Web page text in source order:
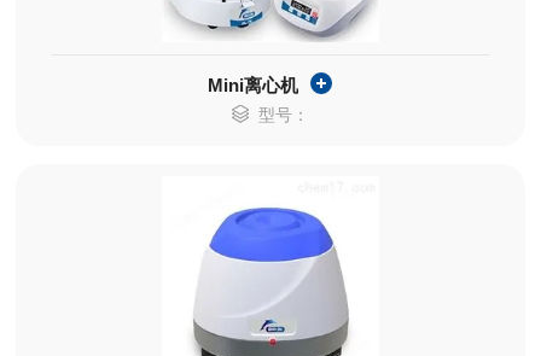
Mini离心机
型号：